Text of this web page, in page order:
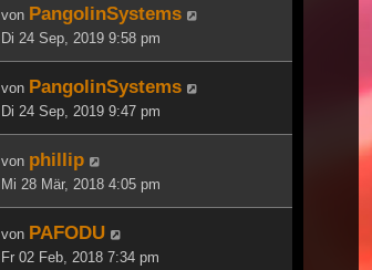
von PangolinSystems
Di 24 Sep, 2019 9:58 pm
von PangolinSystems
Di 24 Sep, 2019 9:47 pm
von phillip
Mi 28 Mär, 2018 4:05 pm
von PAFODU
Fr 02 Feb, 2018 7:34 pm